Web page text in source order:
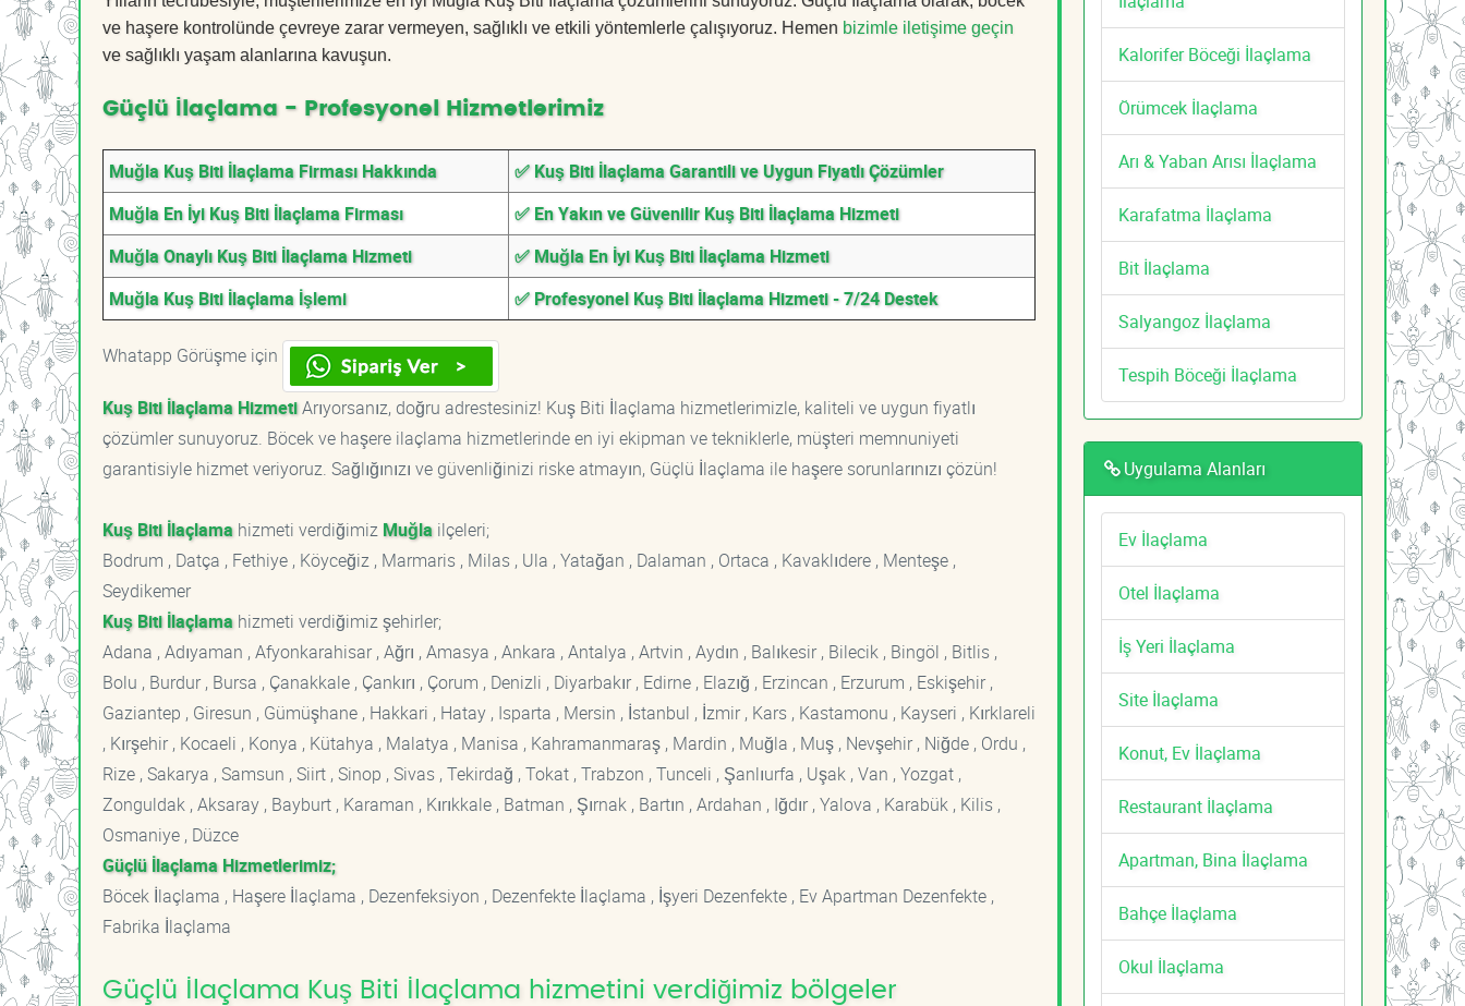
ve haşere kontrolünde çevreye zarar vermeyen, sağlıklı ve etkili yöntemlerle çalışıyoruz. Hemen bizimle iletişime geçin
ve sağlıklı yaşam alanlarına kavuşun.
Güçlü İlaçlama - Profesyonel Hizmetlerimiz
Muğla Kuş Biti İlaçlama Firması Hakkında
✅ Kuş Biti İlaçlama Garantili ve Uygun Fiyatlı Çözümler
Muğla En İyi Kuş Biti İlaçlama Firması
✅ En Yakın ve Güvenilir Kuş Biti İlaçlama Hizmeti
Muğla Onaylı Kuş Biti İlaçlama Hizmeti
✅ Muğla En İyi Kuş Biti İlaçlama Hizmeti
Muğla Kuş Biti İlaçlama İşlemi
✅ Profesyonel Kuş Biti İlaçlama Hizmeti - 7/24 Destek
Whatapp Görüşme için
Kuş Biti İlaçlama HizmetiArıyorsanız, doğru adrestesiniz! Kuş Biti İlaçlama hizmetlerimizle, kaliteli ve uygun fiyatlı
çözümler sunuyoruz. Böcek ve haşere ilaçlama hizmetlerinde en iyi ekipman ve tekniklerle, müşteri memnuniyeti
garantisiyle hizmet veriyoruz. Sağlığınızı ve güvenliğinizi riske atmayın, Güçlü İlaçlama ile haşere sorunlarınızı çözün!
Kuş Biti İlaçlama hizmeti verdiğimiz Muğla ilçeleri;
Bodrum , Datça , Fethiye , Köyceğiz , Marmaris , Milas , Ula , Yatağan , Dalaman , Ortaca , Kavaklıdere , Menteşe ,
Seydikemer
Kuş Biti İlaçlama hizmeti verdiğimiz şehirler;
Adana , Adıyaman , Afyonkarahisar , Ağrı , Amasya , Ankara , Antalya , Artvin , Aydın , Balıkesir , Bilecik , Bingöl , Bitlis ,
Bolu , Burdur , Bursa , Çanakkale , Çankırı , Çorum , Denizli , Diyarbakır , Edirne , Elazığ , Erzincan , Erzurum , Eskişehir ,
Gaziantep , Giresun , Gümüşhane , Hakkari , Hatay , Isparta , Mersin , İstanbul , İzmir , Kars , Kastamonu , Kayseri , Kırklareli
, Kırşehir , Kocaeli , Konya , Kütahya , Malatya , Manisa , Kahramanmaraş , Mardin , Muğla , Muş , Nevşehir , Niğde , Ordu ,
Rize , Sakarya , Samsun , Siirt , Sinop , Sivas , Tekirdağ , Tokat , Trabzon , Tunceli , Şanlıurfa , Uşak , Van , Yozgat ,
Zonguldak , Aksaray , Bayburt , Karaman , Kırıkkale , Batman , Şırnak , Bartın , Ardahan , Iğdır , Yalova , Karabük , Kilis ,
Osmaniye , Düzce
Güçlü İlaçlama Hizmetlerimiz;
Böcek İlaçlama , Haşere İlaçlama , Dezenfeksiyon , Dezenfekte İlaçlama , İşyeri Dezenfekte , Ev Apartman Dezenfekte ,
Fabrika İlaçlama
Güçlü İlaçlama Kuş Biti İlaçlama hizmetini verdiğimiz bölgeler
Kalorifer Böceği İlaçlama
Örümcek İlaçlama
Arı & Yaban Arısı İlaçlama
Karafatma İlaçlama
Bit İlaçlama
Salyangoz İlaçlama
Tespih Böceği İlaçlama
Uygulama Alanları
Ev İlaçlama
Otel İlaçlama
İş Yeri İlaçlama
Site İlaçlama
Konut, Ev İlaçlama
Restaurant İlaçlama
Apartman, Bina İlaçlama
Bahçe İlaçlama
Okul İlaçlama